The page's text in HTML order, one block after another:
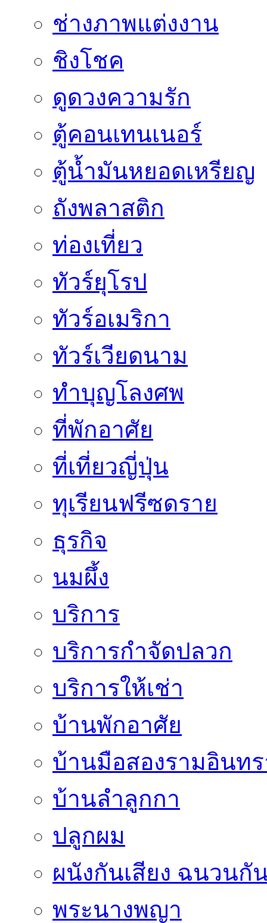
ช่างภาพแต่งงาน
ชิงโชค
ดูดวงความรัก
ตู้คอนเทนเนอร์
ตู้น้ำมันหยอดเหรียญ
ถังพลาสติก
ท่องเที่ยว
ทัวร์ยุโรป
ทัวร์อเมริกา
ทัวร์เวียดนาม
ทำบุญโลงศพ
ที่พักอาศัย
ที่เที่ยวญี่ปุ่น
ทุเรียนฟรีซดราย
ธุรกิจ
นมผึ้ง
บริการ
บริการกำจัดปลวก
บริการให้เช่า
บ้านพักอาศัย
บ้านมือสองรามอินท
บ้านลำลูกกา
ปลูกผม
ผนังกันเสียง ฉนวนกั
พระนางพญา